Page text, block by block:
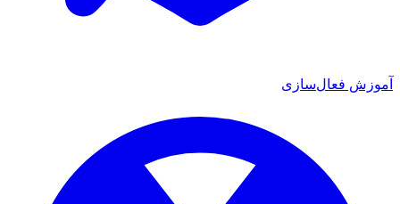
آموزش فعال‌سازی